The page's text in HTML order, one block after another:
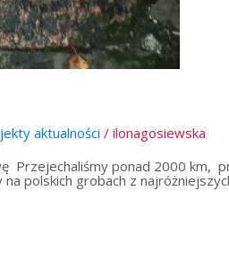
aktualności / ilonagosiewska
Przejechaliśmy ponad 2000 km,
polskich grobach z